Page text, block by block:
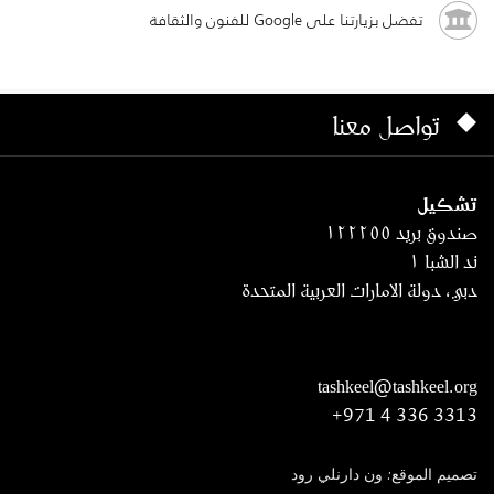
تفضل بزيارتنا على Google للفنون والثقافة
تواصل معنا
تشكيل
صندوق بريد ١٢٢٢٥٥
ند الشبا ١
دبي، دولة الامارات العربية المتحدة
tashkeel@tashkeel.org
+971 4 336 3313
تصميم الموقع: ون دارنلي رود